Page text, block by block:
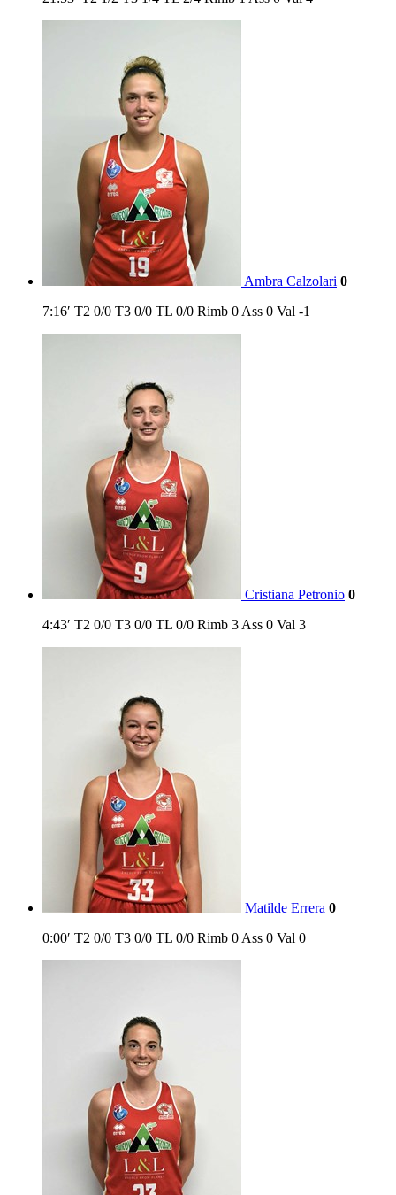
Ambra Calzolari 0
7:16′ T2 0/0 T3 0/0 TL 0/0 Rimb 0 Ass 0 Val -1
Cristiana Petronio 0
4:43′ T2 0/0 T3 0/0 TL 0/0 Rimb 3 Ass 0 Val 3
Matilde Errera 0
0:00′ T2 0/0 T3 0/0 TL 0/0 Rimb 0 Ass 0 Val 0